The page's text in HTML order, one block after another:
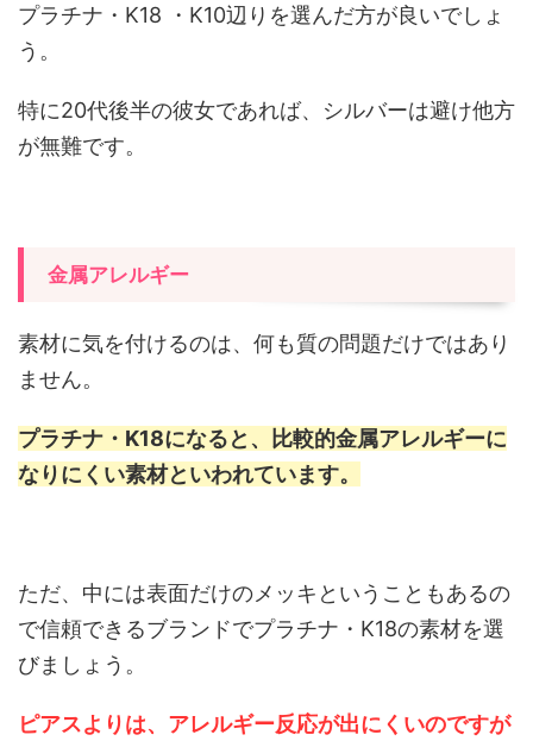
プラチナ・K18 ・K10辺りを選んだ方が良いでしょ
う。
特に20代後半の彼女であれば、シルバーは避け他方
が無難です。
金属アレルギー
素材に気を付けるのは、何も質の問題だけではあり
ません。
プラチナ・K18になると、比較的金属アレルギーに
なりにくい素材といわれています。
ただ、中には表面だけのメッキということもあるの
で信頼できるブランドでプラチナ・K18の素材を選
びましょう。
ピアスよりは、アレルギー反応が出にくいのですが